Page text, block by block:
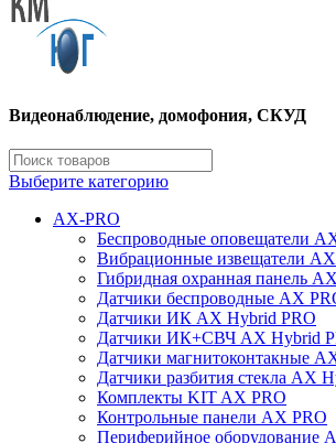
Видеонаблюдение, домофония, СКУД
Выберите категорию
AX-PRO
Беспроводные оповещатели
Вибрационные извещатели
Гибридная охранная панель
Датчики беспроводные AX
Датчики ИК AX Hybrid PRO
Датчики ИК+СВЧ AX Hybrid
Датчики магнитоконтакные
Датчики разбития стекла AX
Комплекты KIT AX PRO
Контрольные панели AX PRO
Периферийное оборудование